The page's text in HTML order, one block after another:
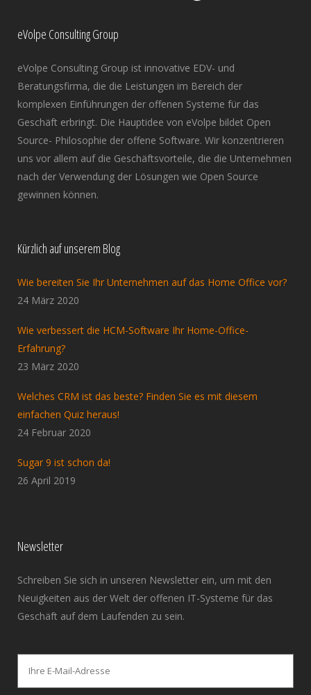
eVolpe Consulting Group
eVolpe Consulting Group ist innovative EDV- und
Beratungsfirma, die die Leistungen im Bereich der
komplexen Einführungen der offenen Systeme für das
Geschäft erbringt. Die Hauptidee von eVolpe bildet Open
Source- Philosophie der offene Software. Wir konzentrieren
uns vor allem auf die Geschäftsvorteile, die die Unternehmen
nach der Verwendung der Lösungen wie Open Source
gewinnen können.
Kürzlich auf unserem Blog
Wie bereiten Sie Ihr Unternehmen auf das Home Office vor?
24 März 2020
Wie verbessert die HCM-Software Ihr Home-Office-
Erfahrung?
23 März 2020
Welches CRM ist das beste? Finden Sie es mit diesem
einfachen Quiz heraus!
24 Februar 2020
Sugar 9 ist schon da!
26 April 2019
Newsletter
Schreiben Sie sich in unseren Newsletter ein, um mit den
Neuigkeiten aus der Welt der offenen IT-Systeme für das
Geschäft auf dem Laufenden zu sein.